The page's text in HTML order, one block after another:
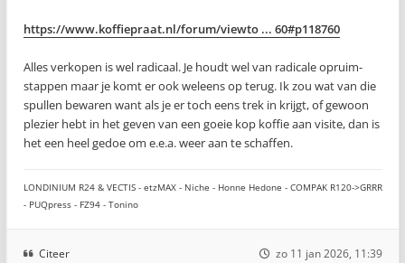
https://www.koffiepraat.nl/forum/viewto ... 60#p118760
Alles verkopen is wel radicaal. Je houdt wel van radicale opruim-
stappen maar je komt er ook weleens op terug. Ik zou wat van die
spullen bewaren want als je er toch eens trek in krijgt, of gewoon
plezier hebt in het geven van een goeie kop koffie aan visite, dan is
het een heel gedoe om e.e.a. weer aan te schaffen.
LONDINIUM R24 & VECTIS - etzMAX - Niche - Honne Hedone - COMPAK R120->GRRR
- PUQpress - FZ94 - Tonino
Citeer zo 11 jan 2026, 11:39